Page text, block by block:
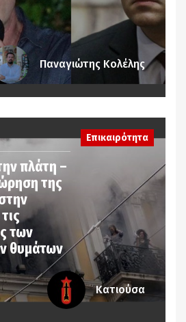
Παναγιώτης Κολέλης
πλάτη –
της
των
θυμάτων
Επικαιρότητα
Κατιούσα